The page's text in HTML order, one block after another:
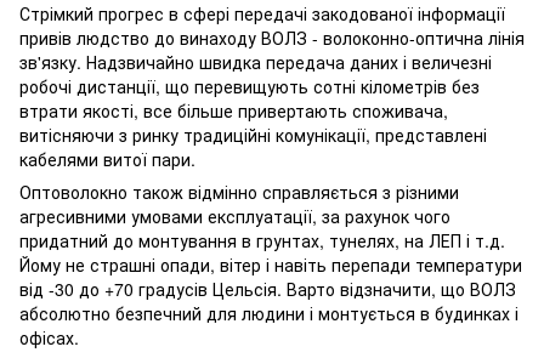
Стрімкий прогрес в сфері передачі закодованої інформації
привів людство до винаходу ВОЛЗ - волоконно-оптична лінія
зв'язку. Надзвичайно швидка передача даних і величезні
робочі дистанції, що перевищують сотні кілометрів без
втрати якості, все більше привертають споживача,
витісняючи з ринку традиційні комунікації, представлені
кабелями витої пари.
Оптоволокно також відмінно справляється з різними
агресивними умовами експлуатації, за рахунок чого
придатний до монтування в грунтах, тунелях, на ЛЕП і т.д.
Йому не страшні опади, вітер і навіть перепади температури
від -30 до +70 градусів Цельсія. Варто відзначити, що ВОЛЗ
абсолютно безпечний для людини і монтується в будинках і
офісах.